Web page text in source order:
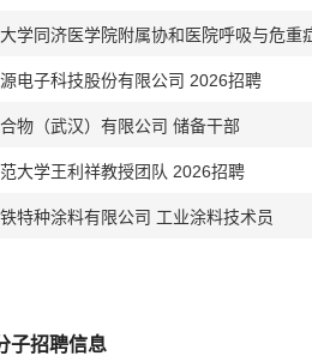
电子科技股份有限公司 2026招聘
物（武汉）有限公司 储备干部
大学王利祥教授团队 2026招聘
特种涂料有限公司 工业涂料技术员
子招聘信息